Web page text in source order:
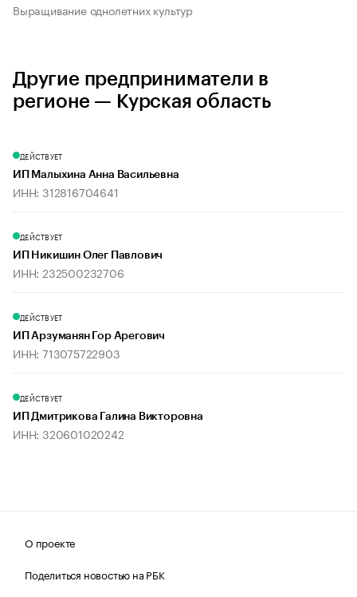
Выращивание однолетних культур
Другие предприниматели в
регионе — Курская область
ДЕЙСТВУЕТ
ИП Малыхина Анна Васильевна
ИНН: 312816704641
ДЕЙСТВУЕТ
ИП Никишин Олег Павлович
ИНН: 232500232706
ДЕЙСТВУЕТ
ИП Арзуманян Гор Арегович
ИНН: 713075722903
ДЕЙСТВУЕТ
ИП Дмитрикова Галина Викторовна
ИНН: 320601020242
О проекте
Поделиться новостью на РБК